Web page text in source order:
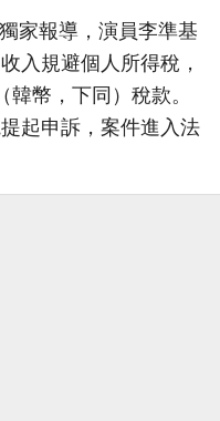
家報導，演員李準基
入規避個人所得稅，
幣，下同）稅款。
起申訴，案件進入法